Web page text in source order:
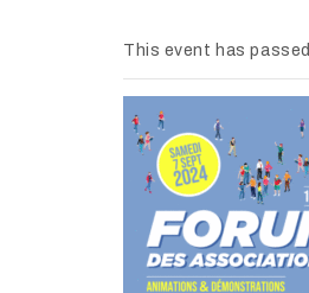
This event has passed.